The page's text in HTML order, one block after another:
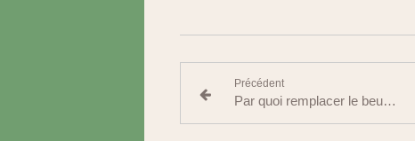
Précédent
Par quoi remplacer le beurre sur les tartines ?